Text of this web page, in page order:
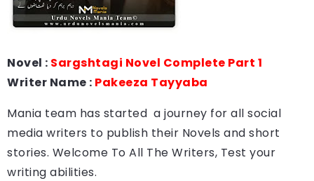
Novel : Sargshtagi Novel Complete Part 1
Writer Name : Pakeeza Tayyaba
Mania team has started a journey for all social
media writers to publish their Novels and short
stories. Welcome To All The Writers, Test your
writing abilities.